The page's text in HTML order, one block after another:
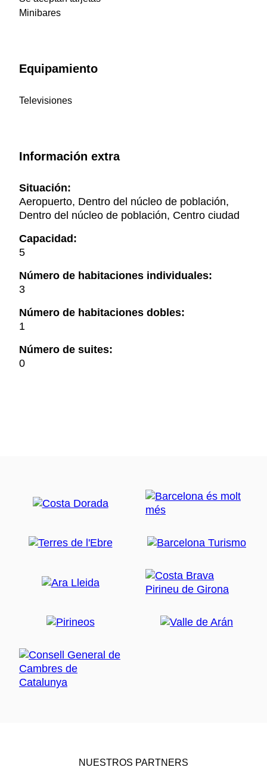
Minibares
Equipamiento
Televisiones
Información extra
Situación:
Aeropuerto, Dentro del núcleo de población,
Dentro del núcleo de población, Centro ciudad
Capacidad:
5
Número de habitaciones individuales:
3
Número de habitaciones dobles:
1
Número de suites:
0
NUESTROS PARTNERS